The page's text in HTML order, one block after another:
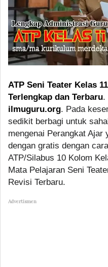
ATP Seni Teater Kelas
Terlengkap dan Terbaru.
ilmuguru.org. Pada
sedikit berbagi untuk
mengenai Perangkat Ajar
dengan gratis dengan
ATP/Silabus 10 Kolom
Mata Pelajaran Seni
Revisi Terbaru.
Advertismen